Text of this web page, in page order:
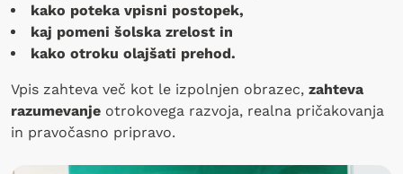
kako poteka vpisni postopek,
kaj pomeni šolska zrelost in
kako otroku olajšati prehod.
Vpis zahteva več kot le izpolnjen obrazec, zahteva
razumevanje otrokovega razvoja, realna pričakovanja
in pravočasno pripravo.